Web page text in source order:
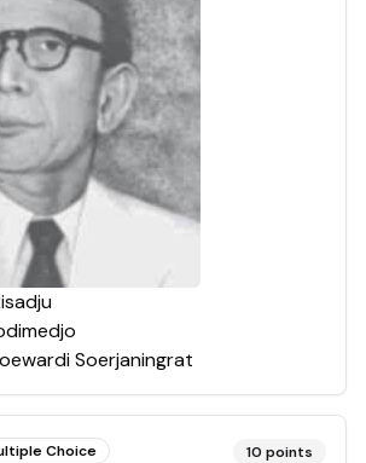
Soerjaningrat
Choice 10 points